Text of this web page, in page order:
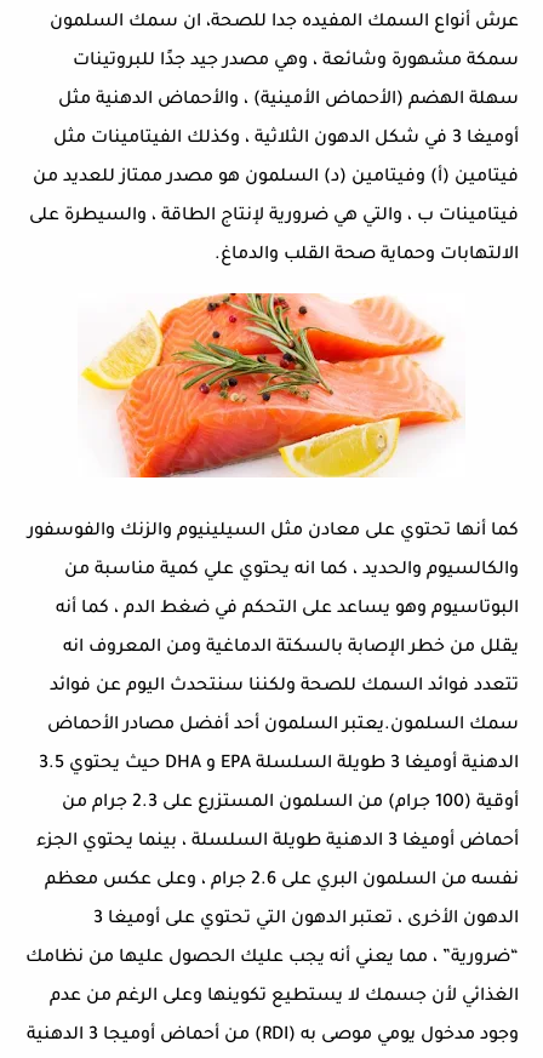
عرش أنواع السمك المفيده جدا للصحة، ان سمك السلمون
سمكة مشهورة وشائعة ، وهي مصدر جيد جدًا للبروتينات
سهلة الهضم (الأحماض الأمينية) ، والأحماض الدهنية مثل
أوميغا 3 في شكل الدهون الثلاثية ، وكذلك الفيتامينات مثل
فيتامين (أ) وفيتامين (د) السلمون هو مصدر ممتاز للعديد من
فيتامينات ب ، والتي هي ضرورية لإنتاج الطاقة ، والسيطرة على
الالتهابات وحماية صحة القلب والدماغ.
كما أنها تحتوي على معادن مثل السيلينيوم والزنك والفوسفور
والكالسيوم والحديد ، كما انه يحتوي علي كمية مناسبة من
البوتاسيوم وهو يساعد على التحكم في ضغط الدم ، كما أنه
يقلل من خطر الإصابة بالسكتة الدماغية ومن المعروف انه
تتعدد فوائد السمك للصحة ولكننا سنتحدث اليوم عن فوائد
سمك السلمون.يعتبر السلمون أحد أفضل مصادر الأحماض
الدهنية أوميغا 3 طويلة السلسلة EPA و DHA حيث يحتوي 3.5
أوقية (100 جرام) من السلمون المستزرع على 2.3 جرام من
أحماض أوميغا 3 الدهنية طويلة السلسلة ، بينما يحتوي الجزء
نفسه من السلمون البري على 2.6 جرام ، وعلى عكس معظم
الدهون الأخرى ، تعتبر الدهون التي تحتوي على أوميغا 3
“ضرورية” ، مما يعني أنه يجب عليك الحصول عليها من نظامك
الغذائي لأن جسمك لا يستطيع تكوينها وعلى الرغم من عدم
وجود مدخول يومي موصى به (RDI) من أحماض أوميجا 3 الدهنية